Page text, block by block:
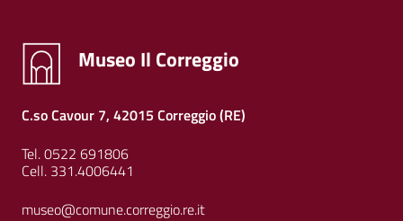
Museo Il Correggio
C.so Cavour 7, 42015 Correggio (RE)
Tel. 0522 691806
Cell. 331.4006441
museo@comune.correggio.re.it